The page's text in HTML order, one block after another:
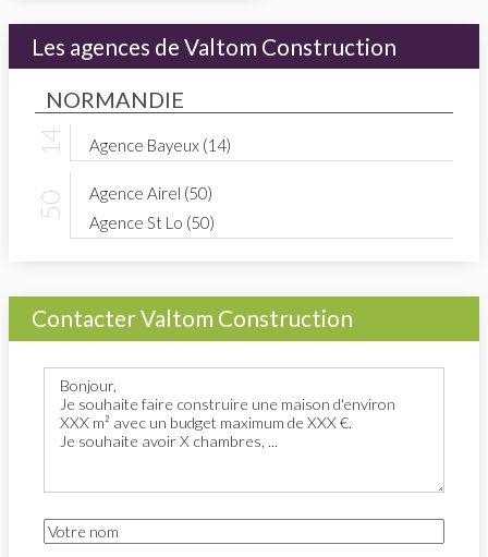
Les agences de Valtom Construction
NORMANDIE
Agence Bayeux (14)
Agence Airel (50)
Agence St Lo (50)
Contacter Valtom Construction